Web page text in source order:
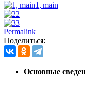
1, main
2
3
Permalink
Поделиться:
Основные